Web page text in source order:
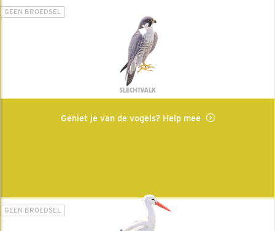
GEEN BROEDSEL
SLECHTVALK
Geniet je van de vogels? Help mee
GEEN BROEDSEL